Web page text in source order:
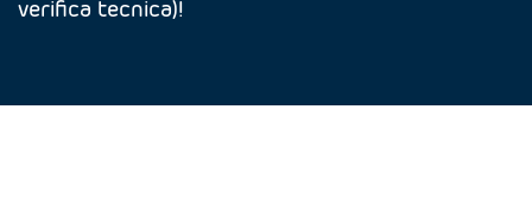
verifica tecnica)!